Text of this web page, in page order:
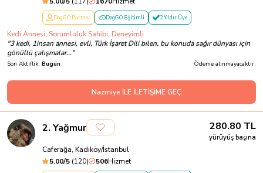
DogGO Partner DogGO Eğitimli 2 Yıldır Üye
Kedi Annesi, Sorumluluk Sahibi, Deneyimli
"3 kedi, 1insan annesi, evli, Türk İşaret Dili bilen, bu konuda sağır dünyası için
gönüllü çalışmalar..."
Son Aktiflik: Bugün Ödeme alınmayacaktır.
Nazmiye İLE İLETİŞİME GEÇ
2. Yağmur 280.80 TL
yürüyüş başına
Caferağa, Kadıköy/İstanbul
5.00/5 (120) 506Hizmet